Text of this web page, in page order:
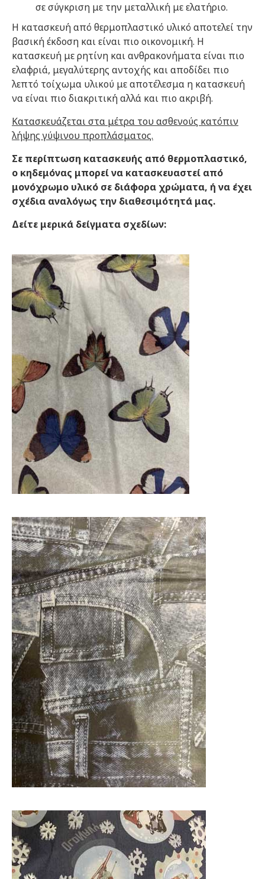
σε σύγκριση με την μεταλλική με ελατήριο.
Η κατασκευή από θερμοπλαστικό υλικό αποτελεί την
βασική έκδοση και είναι πιο οικονομική. Η
κατασκευή με ρητίνη και ανθρακονήματα είναι πιο
ελαφριά, μεγαλύτερης αντοχής και αποδίδει πιο
λεπτό τοίχωμα υλικού με αποτέλεσμα η κατασκευή
να είναι πιο διακριτική αλλά και πιο ακριβή.
Κατασκευάζεται στα μέτρα του ασθενούς κατόπιν
λήψης γύψινου προπλάσματος.
Σε περίπτωση κατασκευής από θερμοπλαστικό,
ο κηδεμόνας μπορεί να κατασκευαστεί από
μονόχρωμο υλικό σε διάφορα χρώματα, ή να έχει
σχέδια αναλόγως την διαθεσιμότητά μας.
Δείτε μερικά δείγματα σχεδίων: